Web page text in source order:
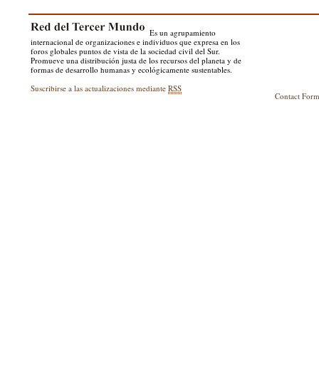
Es un agrupamiento
internacional de organizaciones e individuos que expresa en los
foros globales puntos de vista de la sociedad civil del Sur.
Promueve una distribución justa de los recursos del planeta y de
formas de desarrollo humanas y ecológicamente sustentables.
Suscribirse a las actualizaciones medianteRSS
Contact Form